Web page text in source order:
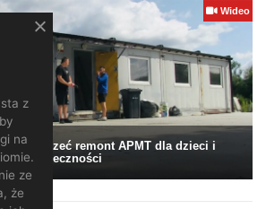
Wideo
wesprzeć remont APMT dla dzieci i
społeczności
z
na
ze
że